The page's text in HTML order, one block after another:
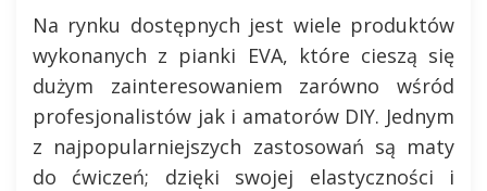
Na rynku dostępnych jest wiele produktów
wykonanych z pianki EVA, które cieszą się
dużym zainteresowaniem zarówno wśród
profesjonalistów jak i amatorów DIY. Jednym
z najpopularniejszych zastosowań są maty
do ćwiczeń; dzięki swojej elastyczności i